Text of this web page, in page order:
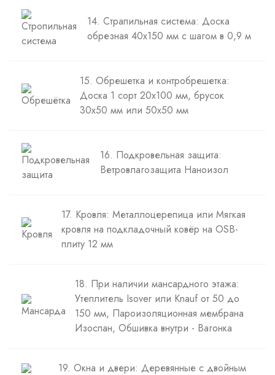
14. Страпильная система: Доска
обрезная 40х150 мм с шагом в 0,9 м
15. Обрешетка и контробрешетка:
Доска 1 сорт 20х100 мм, брусок
30х50 мм или 50х50 мм
16. Подкровельная защита:
Ветровлагозащита Наноизол
17. Кровля: Металлоцерепица или Мягкая
кровля на подкладочный ковёр на OSB-
плиту 12 мм
18. При наличии мансардного этажа:
Утеплитель Isover или Knauf от 50 до
150 мм, Пароизоляционная мембрана
Изоспан, Обшивка внутри - Вагонка
19. Окна и двери: Деревянные с двойным